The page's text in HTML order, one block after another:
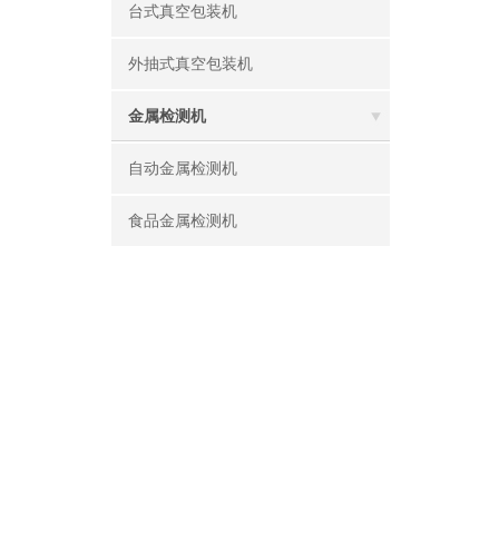
台式真空包装机
外抽式真空包装机
金属检测机
自动金属检测机
食品金属检测机